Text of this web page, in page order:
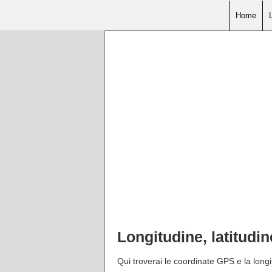
Home
Longitudine,
Qui troverai le coordinate GPS e la